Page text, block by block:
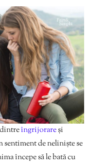
îngrijorareși
de neliniște se
începe să le bată cu